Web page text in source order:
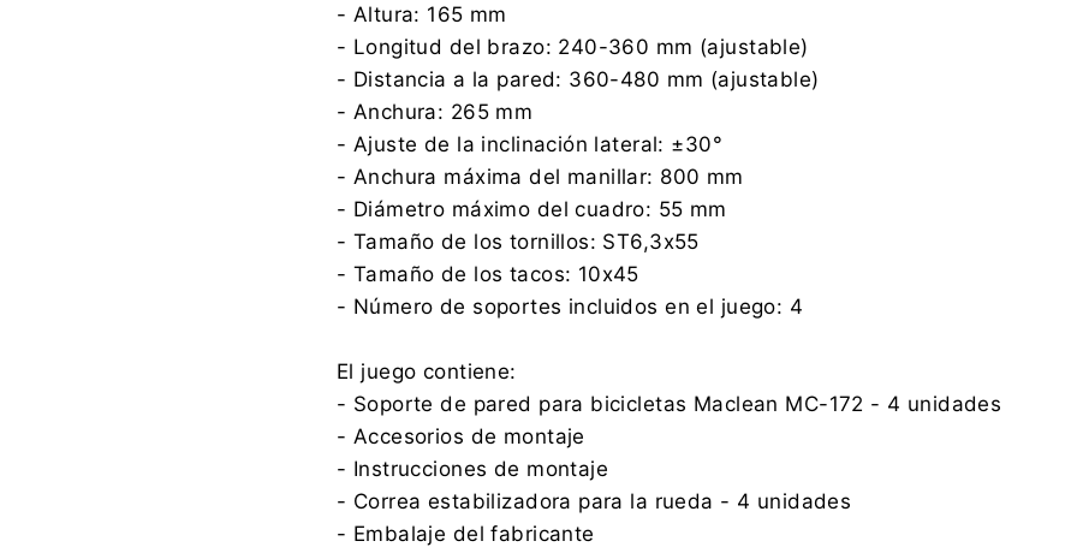
- Altura: 165 mm
- Longitud del brazo: 240-360 mm (ajustable)
- Distancia a la pared: 360-480 mm (ajustable)
- Anchura: 265 mm
- Ajuste de la inclinación lateral: ±30°
- Anchura máxima del manillar: 800 mm
- Diámetro máximo del cuadro: 55 mm
- Tamaño de los tornillos: ST6,3x55
- Tamaño de los tacos: 10x45
- Número de soportes incluidos en el juego: 4
El juego contiene:
- Soporte de pared para bicicletas Maclean MC-172 - 4 unidades
- Accesorios de montaje
- Instrucciones de montaje
- Correa estabilizadora para la rueda - 4 unidades
- Embalaje del fabricante